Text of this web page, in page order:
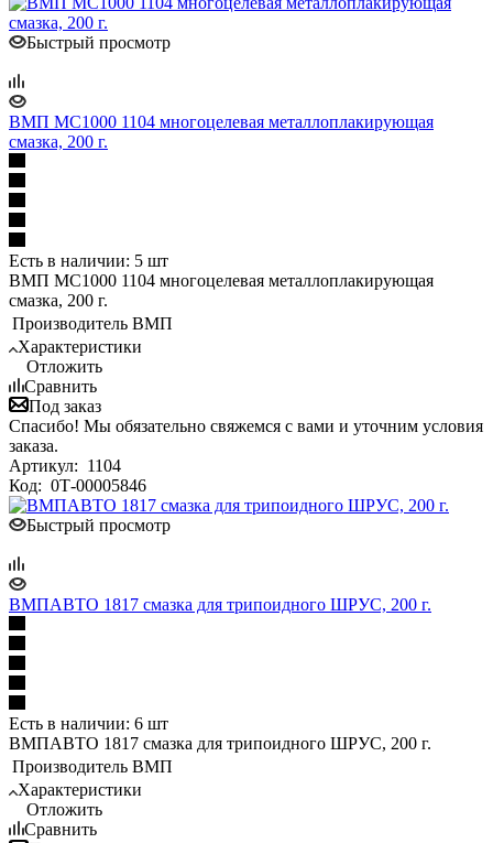
Быстрый просмотр
ВМП МС1000 1104 многоцелевая металлоплакирующая
смазка, 200 г.
Есть в наличии: 5 шт
ВМП МС1000 1104 многоцелевая металлоплакирующая
смазка, 200 г.
Производитель ВМП
Характеристики
Отложить
Сравнить
Под заказ
Спасибо! Мы обязательно свяжемся с вами и уточним условия
заказа.
Артикул: 1104
Код: 0Т-00005846
Быстрый просмотр
ВМПАВТО 1817 смазка для трипоидного ШРУС, 200 г.
Есть в наличии: 6 шт
ВМПАВТО 1817 смазка для трипоидного ШРУС, 200 г.
Производитель ВМП
Характеристики
Отложить
Сравнить